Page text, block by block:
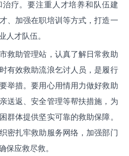
疗。要注重人才培养和队伍建
、加强在职培训等方式，打造一
人才队伍。
助管理站，认真了解日常救助
有效救助流浪乞讨人员，是履行
举措。要用心用情用力做好救助
送返、安全管理等帮扶措施，为
群体提供坚实可靠的救助保障。
密扎牢救助服务网络，加强部门
保应救尽救。